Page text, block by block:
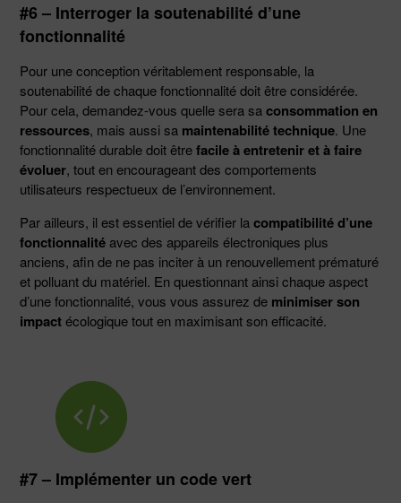
#6 – Interroger la soutenabilité d’une
fonctionnalité
Pour une conception véritablement responsable, la
soutenabilité de chaque fonctionnalité doit être considérée.
Pour cela, demandez-vous quelle sera saconsommation en
ressources, mais aussi sa maintenabilité technique. Une
fonctionnalité durable doit êtrefacile à entretenir et à faire
évoluer, tout en encourageant des comportements
utilisateurs respectueux de l’environnement.
Par ailleurs, il est essentiel de vérifier lacompatibilité d’une
fonctionnalité avec des appareils électroniques plus
anciens, afin de ne pas inciter à un renouvellement prématuré
et polluant du matériel. En questionnant ainsi chaque aspect
d’une fonctionnalité, vous vous assurez de minimiser son
impactécologique tout en maximisant son efficacité.
#7 – Implémenter un code vert